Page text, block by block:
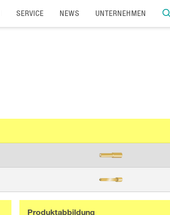
SERVICE NEWS UNTERNEHMEN
Produktabbildung